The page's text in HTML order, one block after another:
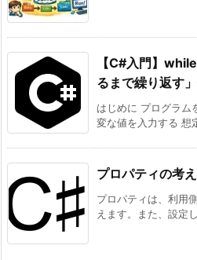
【C#入門】
るまで繰り返す
はじめに プログラム
変な値を入力する 想
プロパティの考
プロパティは、利用
えます。また、設定